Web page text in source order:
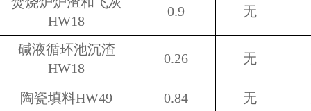
HW18
0.9 无
碱液循环池沉渣
HW18
0.26 无
陶瓷填料HW49 0.84 无